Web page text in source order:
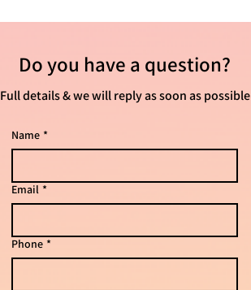
Do you have a question?
Full details & we will reply as soon as possible
Name *
Email *
Phone *